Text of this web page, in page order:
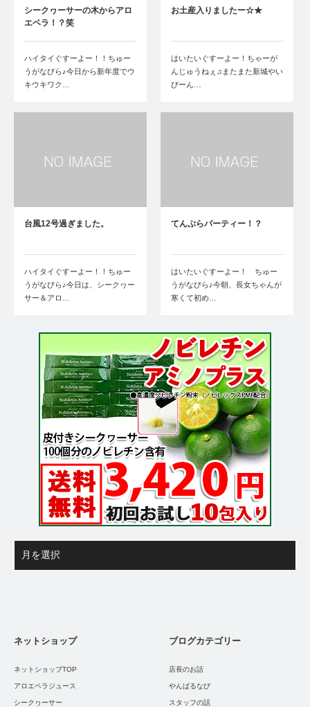
シークヮーサーの木からアロ
エベラ！？笑
ハイタイぐすーよー！！ちゅー
うがなびら♪今日から新年度でウ
キウキワク…
お土産入りましたー☆★
はいたいぐすーよー！ちゃーが
んじゅうねぇ♫またまた新城やい
びーん…
台風12号過ぎました。
ハイタイぐすーよー！！ちゅー
うがなびら♪今日は、シークヮー
サー＆アロ…
てんぷらパーティー！？
はいたいぐすーよー！ ちゅー
うがなびら♪今朝、長女ちゃんが
寒くて初め…
ネットショップ
ネットショップTOP
アロエベラジュース
シークヮーサー
ブログカテゴリー
店長のお話
やんばるなび
スタッフの話